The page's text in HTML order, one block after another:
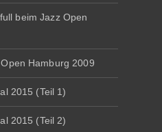
beim Jazz Open
Hamburg 2009
2015 (Teil 1)
2015 (Teil 2)